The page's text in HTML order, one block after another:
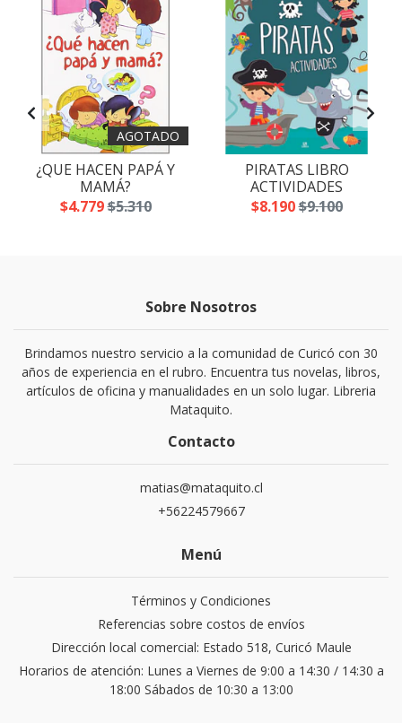
AGOTADO
¿QUE HACEN PAPÁ Y
MAMÁ?
$4.779$5.310
PIRATAS LIBRO
ACTIVIDADES
$8.190$9.100
Sobre Nosotros
Brindamos nuestro servicio a la comunidad de Curicó con 30
años de experiencia en el rubro. Encuentra tus novelas, libros,
artículos de oficina y manualidades en un solo lugar. Libreria
Mataquito.
Contacto
matias@mataquito.cl
+56224579667
Menú
Términos y Condiciones
Referencias sobre costos de envíos
Dirección local comercial: Estado 518, Curicó Maule
Horarios de atención: Lunes a Viernes de 9:00 a 14:30 / 14:30 a
18:00 Sábados de 10:30 a 13:00